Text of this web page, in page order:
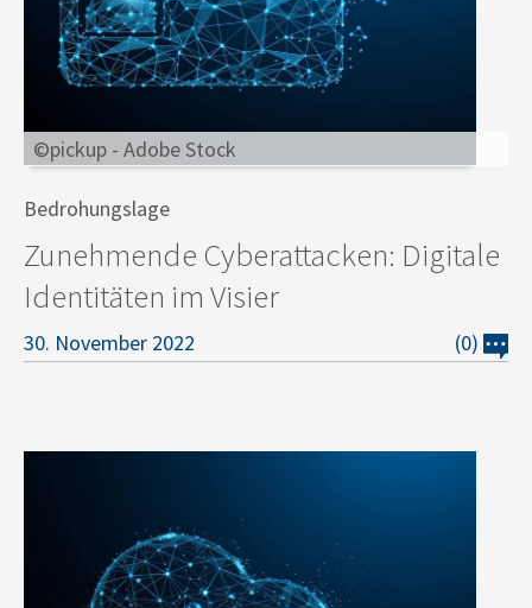
©pickup - Adobe Stock
Bedrohungslage
Zunehmende Cyberattacken: Digitale
Identitäten im Visier
30. November 2022 (0)